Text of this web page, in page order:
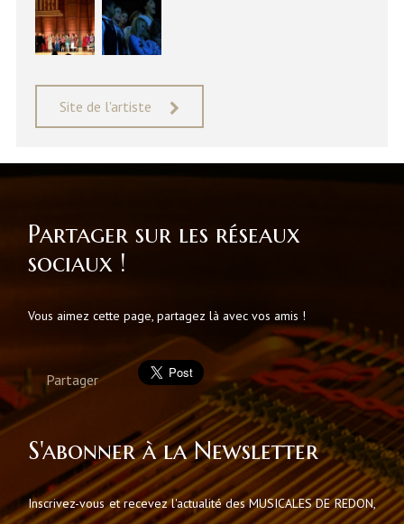
Site de l'artiste
Partager sur les réseaux
sociaux !
Vous aimez cette page, partagez là avec vos amis !
Partager
S'abonner à la Newsletter
Inscrivez-vous et recevez l'actualité des MUSICALES DE REDON,